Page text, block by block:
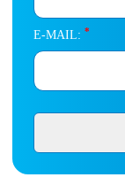
E-MAIL: *